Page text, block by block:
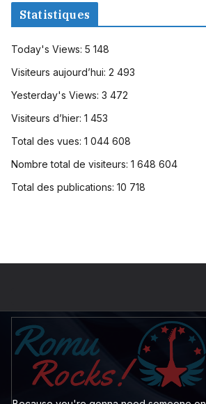
Statistiques
Today's Views: 5 148
Visiteurs aujourd’hui: 2 493
Yesterday's Views: 3 472
Visiteurs d’hier: 1 453
Total des vues: 1 044 608
Nombre total de visiteurs: 1 648 604
Total des publications: 10 718